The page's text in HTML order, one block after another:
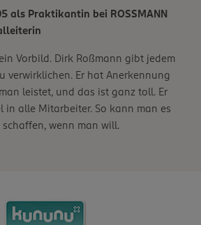
als Praktikantin bei ROSSMANN
Vorbild. Dirk Roßmann gibt jedem
verwirklichen. Er hat Anerkennung
leistet, und das ist ganz toll. Er
in alle Mitarbeiter. So kann man es
wenn man will.